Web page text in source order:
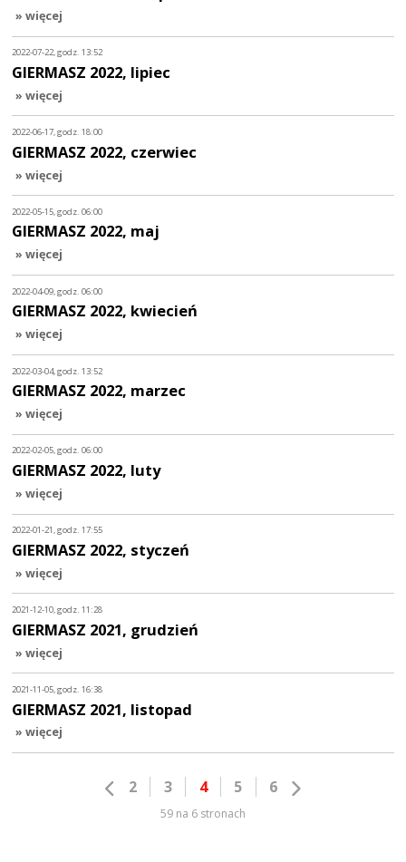
» więcej
2022-07-22, godz. 13:52
GIERMASZ 2022, lipiec
» więcej
2022-06-17, godz. 18:00
GIERMASZ 2022, czerwiec
» więcej
2022-05-15, godz. 06:00
GIERMASZ 2022, maj
» więcej
2022-04-09, godz. 06:00
GIERMASZ 2022, kwiecień
» więcej
2022-03-04, godz. 13:52
GIERMASZ 2022, marzec
» więcej
2022-02-05, godz. 06:00
GIERMASZ 2022, luty
» więcej
2022-01-21, godz. 17:55
GIERMASZ 2022, styczeń
» więcej
2021-12-10, godz. 11:28
GIERMASZ 2021, grudzień
» więcej
2021-11-05, godz. 16:38
GIERMASZ 2021, listopad
» więcej
2 3 4 5 6
59 na 6 stronach